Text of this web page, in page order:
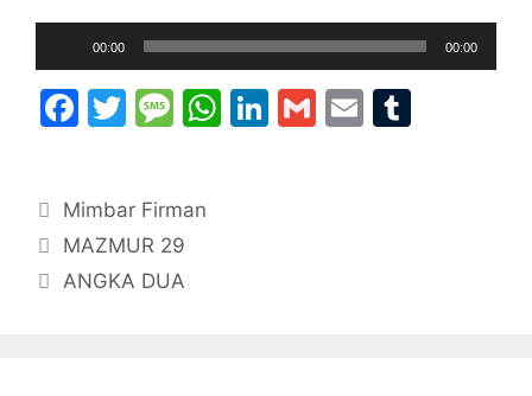
Player
00:00 00:00
F
e
b
o
T
er
M
s
a
g
W Li G
E
Categories
Mimbar Firman
MAZMUR 29
ANGKA DUA